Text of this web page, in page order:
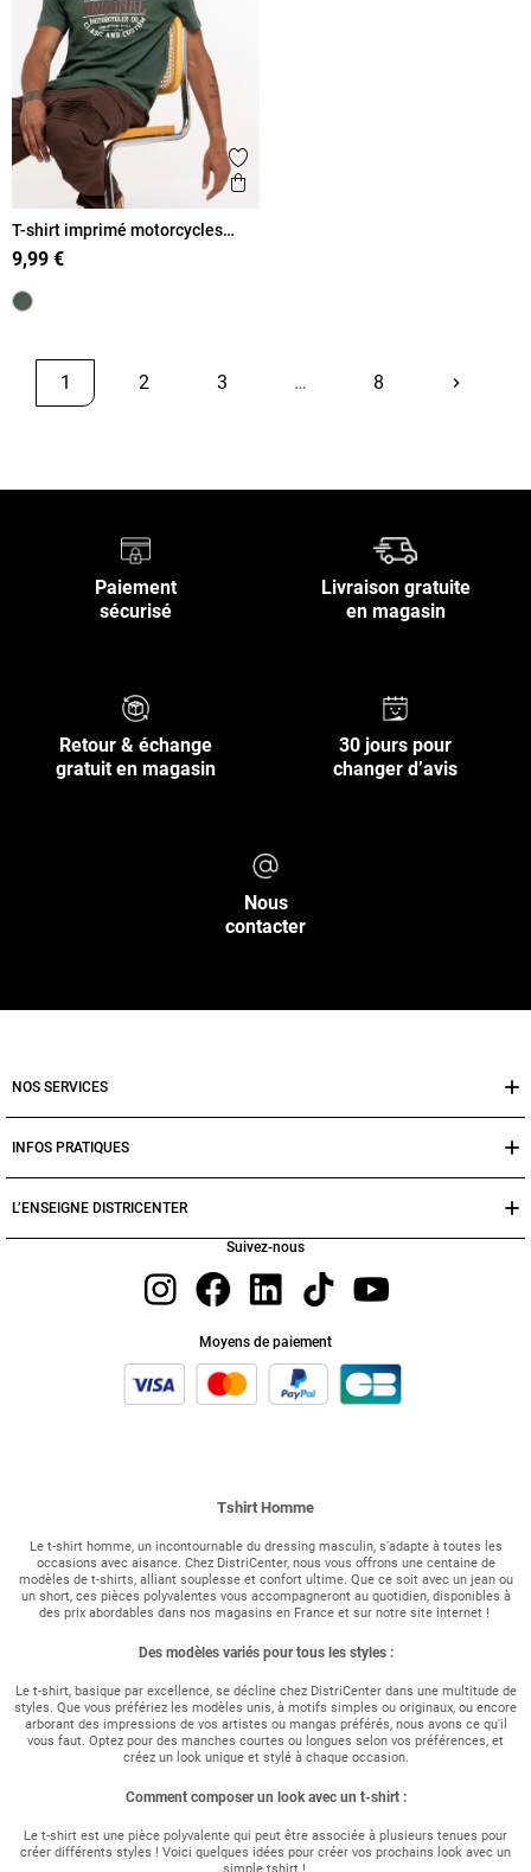
Tshirt Homme
Le t-shirt homme, un incontournable du dressing masculin, s'adapte à toutes les
occasions avec aisance. Chez DistriCenter, nous vous offrons une centaine de
modèles de t-shirts, alliant souplesse et confort ultime. Que ce soit avec un jean ou
un short, ces pièces polyvalentes vous accompagneront au quotidien, disponibles à
des prix abordables dans nos magasins en France et sur notre site internet !
Des modèles variés pour tous les styles :
Le t-shirt, basique par excellence, se décline chez DistriCenter dans une multitude de
styles. Que vous préfériez les modèles unis, à motifs simples ou originaux, ou encore
arborant des impressions de vos artistes ou mangas préférés, nous avons ce qu'il
vous faut. Optez pour des manches courtes ou longues selon vos préférences, et
créez un look unique et stylé à chaque occasion.
Comment composer un look avec un t-shirt :
Le t-shirt est une pièce polyvalente qui peut être associée à plusieurs tenues pour
créer différents styles ! Voici quelques idées pour créer vos prochains look avec un
Ajouter aux favoris
Aperçu rapide
T-shirt imprimé motorcycles
homme
9,99 €
1 2 3 … 8 keyboard_arrow_rightSuivant
Paiement
sécurisé
Livraison gratuite
en magasin
Retour & échange
gratuit en magasin
30 jours pour
changer d’avis
Nous
contacter
NOS SERVICES
INFOS PRATIQUES
L’ENSEIGNE DISTRICENTER
Suivez-nous
Moyens de paiement